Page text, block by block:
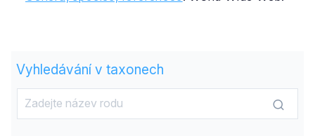
Vyhledávání v taxonech